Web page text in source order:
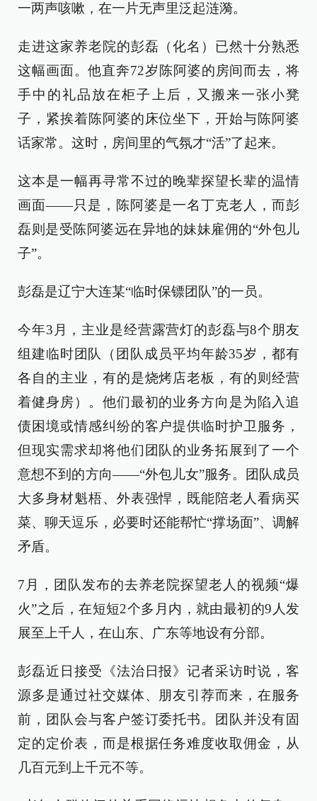
一两声咳嗽，在一片无声里泛起涟漪。
走进这家养老院的彭磊（化名）已然十分熟悉
这幅画面。他直奔72岁陈阿婆的房间而去，将
手中的礼品放在柜子上后，又搬来一张小凳
子，紧挨着陈阿婆的床位坐下，开始与陈阿婆
话家常。这时，房间里的气氛才“活”了起来。
这本是一幅再寻常不过的晚辈探望长辈的温情
画面——只是，陈阿婆是一名丁克老人，而彭
磊则是受陈阿婆远在异地的妹妹雇佣的“外包儿
子”。
彭磊是辽宁大连某“临时保镖团队”的一员。
今年3月，主业是经营露营灯的彭磊与8个朋友
组建临时团队（团队成员平均年龄35岁，都有
各自的主业，有的是烧烤店老板，有的则经营
着健身房）。他们最初的业务方向是为陷入追
债困境或情感纠纷的客户提供临时护卫服务，
但现实需求却将他们团队的业务拓展到了一个
意想不到的方向——“外包儿女”服务。团队成员
大多身材魁梧、外表强悍，既能陪老人看病买
菜、聊天逗乐，必要时还能帮忙“撑场面”、调解
矛盾。
7月，团队发布的去养老院探望老人的视频“爆
火”之后，在短短2个多月内，就由最初的9人发
展至上千人，在山东、广东等地设有分部。
彭磊近日接受《法治日报》记者采访时说，客
源多是通过社交媒体、朋友引荐而来，在服务
前，团队会与客户签订委托书。团队并没有固
定的定价表，而是根据任务难度收取佣金，从
几百元到上千元不等。